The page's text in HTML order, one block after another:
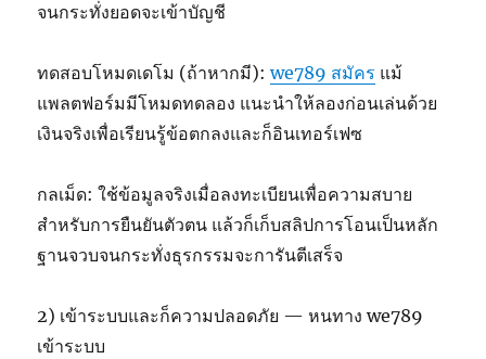
จนกระทั่งยอดจะเข้าบัญชี
ทดสอบโหมดเดโม (ถ้าหากมี):we789 สมัคร แม้
แพลตฟอร์มมีโหมดทดลอง แนะนำให้ลองก่อนเล่นด้วย
เงินจริงเพื่อเรียนรู้ข้อตกลงและก็อินเทอร์เฟซ
กลเม็ด: ใช้ข้อมูลจริงเมื่อลงทะเบียนเพื่อความสบาย
สำหรับการยืนยันตัวตน แล้วก็เก็บสลิปการโอนเป็นหลัก
ฐานจวบจนกระทั่งธุรกรรมจะการันตีเสร็จ
2) เข้าระบบและก็ความปลอดภัย — หนทาง we789
เข้าระบบ